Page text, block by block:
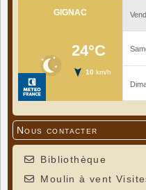
Nous contacter
Bibliothèque
Moulin à vent